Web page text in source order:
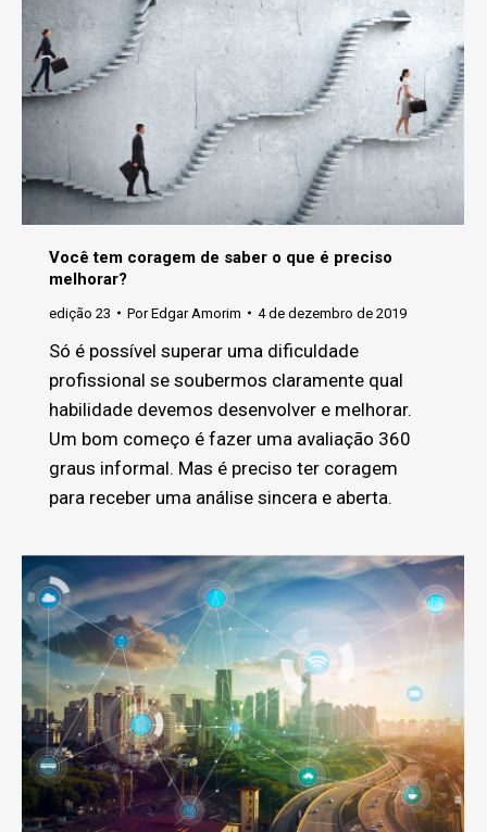
Você tem coragem de saber o que é preciso
melhorar?
edição 23 PorEdgar Amorim 4 de dezembro de 2019
Só é possível superar uma dificuldade
profissional se soubermos claramente qual
habilidade devemos desenvolver e melhorar.
Um bom começo é fazer uma avaliação 360
graus informal. Mas é preciso ter coragem
para receber uma análise sincera e aberta.